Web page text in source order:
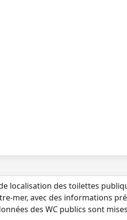
des toilettes
mer, avec des informations
des WC publics sont